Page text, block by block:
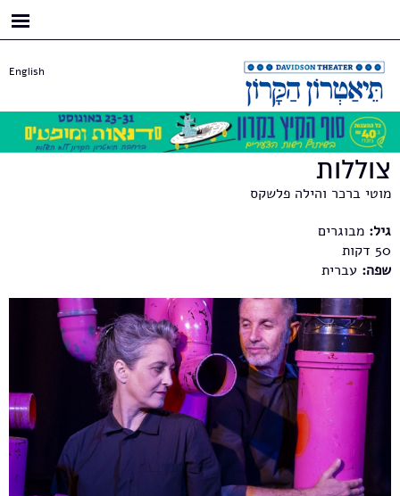
English
צוללות
מוטי ברכר והילה פלשקס
גיל: מבוגרים
50
שפה: עברית